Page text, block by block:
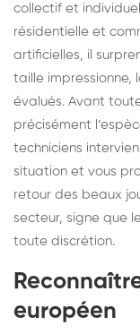
collectif et
résidentielle et
artificielles, il
taille impressionne,
évalués. Avant
précisément
techniciens
situation et vous
retour des beaux
secteur, signe que
toute discrétion.
européen